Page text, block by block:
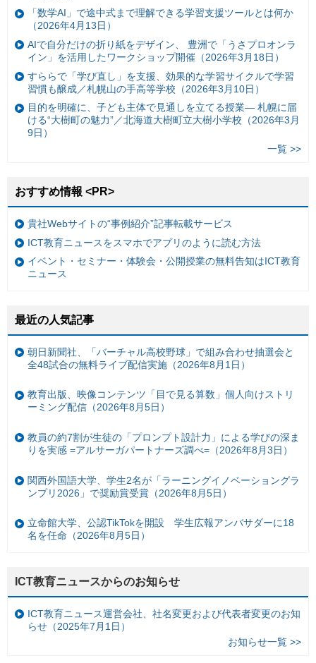
「数学AI」で途中式まで理解できる学習支援ツールとは何か
（2026年4月13日）
AIで自分だけの折り紙をデザイン、 豊洲で「うさプロオンラ
イン」を活用したワークショップ開催（2026年3月18日）
すららで「学び直し」を支援、効果的な学習サイクルで学習
習慣も醸成／札幌山の手高等学校（2026年3月10日）
目的を明確に、子ども主体で見通しを立てる授業— 札幌に届
ける“大樹町の魅力”／北海道大樹町立大樹小学校（2026年3月
9日）
一覧 >>
おすすめ情報 <PR>
貴社Webサイトの“事例紹介”記事転載サービス
ICT教育ニュースをスマホでアプリのように読む方法
イベント・セミナー・体験会・公開授業の無料告知はICT教育
ニュース
最近の人気記事
朝日新聞社、「バーチャル高校野球」で組み合わせ抽選会と
全48試合の無料ライブ配信実施（2026年8月1日）
教育出版、映像コンテンツ「目で見る算数」個人向けストリ
ーミング配信（2026年8月5日）
教員の約7割が生徒の「プロンプト設計力」による学びの深ま
りを実感 =アルサーガパートナーズ調べ=（2026年8月3日）
関西外国語大学、学生2名が「ラーニングイノベーショングラ
ンプリ2026」で奨励賞受賞（2026年8月5日）
立命館大学、公認TikTokを開設 学生広報アンバサダーに18
名を任命（2026年8月5日）
ICT教育ニュースからのお知らせ
ICT教育ニュース運営会社、社名変更および代表者変更のお知
らせ（2025年7月1日）
お知らせ一覧 >>